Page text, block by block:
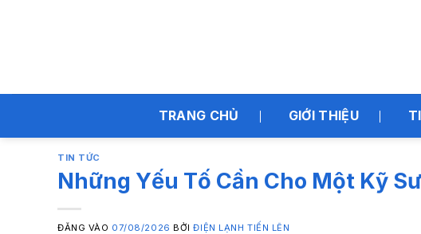
TRANG CHỦ GIỚI THIỆU
TIN TỨC
Những Yếu Tố Cần Cho Một Kỹ
ĐĂNG VÀO 07/08/2026 BỞIĐIỆN LẠNH TIẾN LÊN